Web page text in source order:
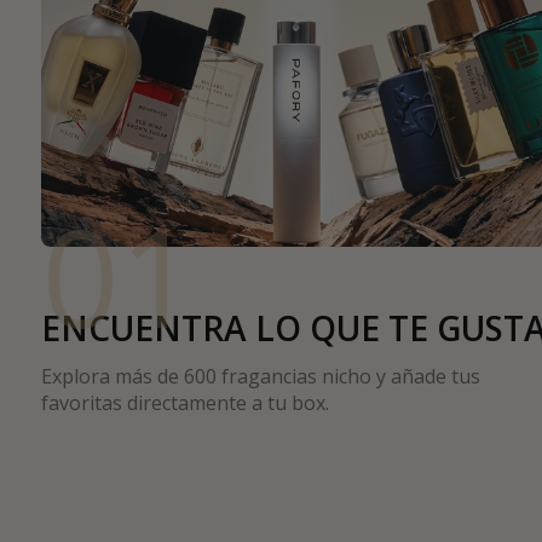
01
ENCUENTRA LO QUE TE
Explora más de 600 fragancias nicho y añade tus
favoritas directamente a tu box.